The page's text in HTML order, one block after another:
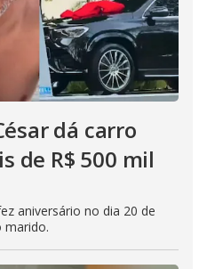
dá carro
de R$ 500 mil
aniversário no dia 20 de
marido.